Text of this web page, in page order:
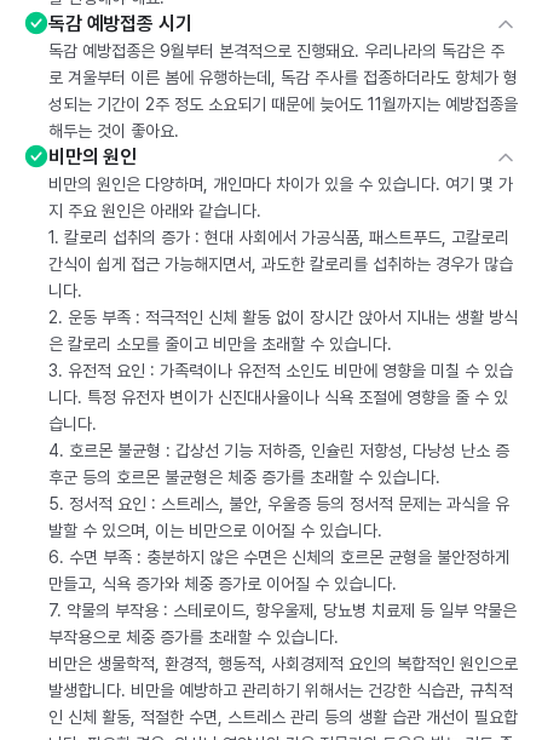
독감 예방접종 시기
독감 예방접종은 9월부터 본격적으로 진행돼요. 우리나라의 독감은 주
로 겨울부터 이른 봄에 유행하는데, 독감 주사를 접종하더라도 항체가 형
성되는 기간이 2주 정도 소요되기 때문에 늦어도 11월까지는 예방접종을
해두는 것이 좋아요.
비만의 원인
비만의 원인은 다양하며, 개인마다 차이가 있을 수 있습니다. 여기 몇 가
지 주요 원인은 아래와 같습니다.
1. 칼로리 섭취의 증가 : 현대 사회에서 가공식품, 패스트푸드, 고칼로리
간식이 쉽게 접근 가능해지면서, 과도한 칼로리를 섭취하는 경우가 많습
니다.
2. 운동 부족 : 적극적인 신체 활동 없이 장시간 앉아서 지내는 생활 방식
은 칼로리 소모를 줄이고 비만을 초래할 수 있습니다.
3. 유전적 요인 : 가족력이나 유전적 소인도 비만에 영향을 미칠 수 있습
니다. 특정 유전자 변이가 신진대사율이나 식욕 조절에 영향을 줄 수 있
습니다.
4. 호르몬 불균형 : 갑상선 기능 저하증, 인슐린 저항성, 다낭성 난소 증
후군 등의 호르몬 불균형은 체중 증가를 초래할 수 있습니다.
5. 정서적 요인 : 스트레스, 불안, 우울증 등의 정서적 문제는 과식을 유
발할 수 있으며, 이는 비만으로 이어질 수 있습니다.
6. 수면 부족 : 충분하지 않은 수면은 신체의 호르몬 균형을 불안정하게
만들고, 식욕 증가와 체중 증가로 이어질 수 있습니다.
7. 약물의 부작용 : 스테로이드, 항우울제, 당뇨병 치료제 등 일부 약물은
부작용으로 체중 증가를 초래할 수 있습니다.
비만은 생물학적, 환경적, 행동적, 사회경제적 요인의 복합적인 원인으로
발생합니다. 비만을 예방하고 관리하기 위해서는 건강한 식습관, 규칙적
인 신체 활동, 적절한 수면, 스트레스 관리 등의 생활 습관 개선이 필요합